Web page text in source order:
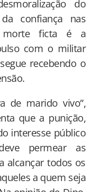
do
confiança nas
morte ficta é a
com o militar
recebendo o
de marido vivo”,
que a punição,
interesse público
permear as
alcançar todos os
a quem seja